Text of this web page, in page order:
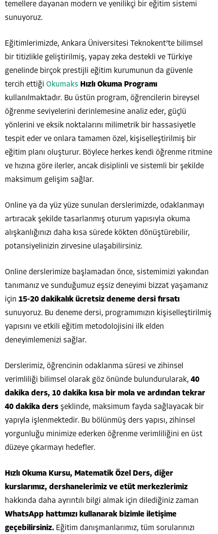
temellere dayanan modern ve yenilikçi bir eğitim sistemi
sunuyoruz.
Eğitimlerimizde, Ankara Üniversitesi Teknokent’te bilimsel
bir titizlikle geliştirilmiş, yapay zeka destekli ve Türkiye
genelinde birçok prestijli eğitim kurumunun da güvenle
tercih ettiği Okumaks Hızlı Okuma Programı
kullanılmaktadır. Bu üstün program, öğrencilerin bireysel
öğrenme seviyelerini derinlemesine analiz eder, güçlü
yönlerini ve eksik noktalarını milimetrik bir hassasiyetle
tespit eder ve onlara tamamen özel, kişiselleştirilmiş bir
eğitim planı oluşturur. Böylece herkes kendi öğrenme ritmine
ve hızına göre ilerler, ancak disiplinli ve sistemli bir şekilde
maksimum gelişim sağlar.
Online ya da yüz yüze sunulan derslerimizde, odaklanmayı
artıracak şekilde tasarlanmış oturum yapısıyla okuma
alışkanlığınızı daha kısa sürede kökten dönüştürebilir,
potansiyelinizin zirvesine ulaşabilirsiniz.
Online derslerimize başlamadan önce, sistemimizi yakından
tanımanız ve sunduğumuz eşsiz deneyimi bizzat yaşamanız
için 15-20 dakikalık ücretsiz deneme dersi fırsatı
sunuyoruz. Bu deneme dersi, programımızın kişiselleştirilmiş
yapısını ve etkili eğitim metodolojisini ilk elden
deneyimlemenizi sağlar.
Derslerimiz, öğrencinin odaklanma süresi ve zihinsel
verimliliği bilimsel olarak göz önünde bulundurularak, 40
dakika ders, 10 dakika kısa bir mola ve ardından tekrar
40 dakika ders şeklinde, maksimum fayda sağlayacak bir
yapıyla işlenmektedir. Bu bölünmüş ders yapısı, zihinsel
yorgunluğu minimize ederken öğrenme verimliliğini en üst
düzeye çıkarmayı hedefler.
Hızlı Okuma Kursu, Matematik Özel Ders, diğer
kurslarımız, dershanelerimiz ve etüt merkezlerimiz
hakkında daha ayrıntılı bilgi almak için dilediğiniz zaman
WhatsApp hattımızı kullanarak bizimle iletişime
geçebilirsiniz. Eğitim danışmanlarımız, tüm sorularınızı